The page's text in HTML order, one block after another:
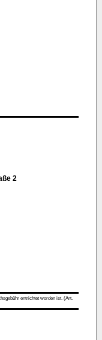
2
entrichtet worden ist. (Art.